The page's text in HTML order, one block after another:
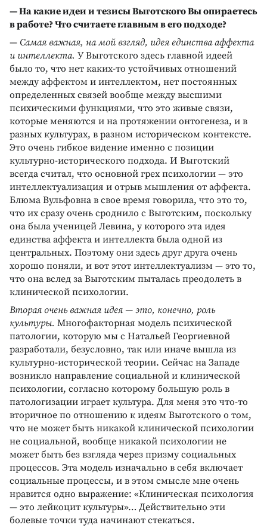
— На какие идеи и тезисы Выготского Вы опираетесь
в работе? Что считаете главным в его подходе?
— Самая важная, на мой взгляд, идея единства аффекта
и интеллекта. У Выготского здесь главной идеей
было то, что нет каких-то устойчивых отношений
между аффектом и интеллектом, нет постоянных
определенных связей вообще между высшими
психическими функциями, что это живые связи,
которые меняются и на протяжении онтогенеза, и в
разных культурах, в разном историческом контексте.
Это очень гибкое видение именно с позиции
культурно-исторического подхода. И Выготский
всегда считал, что основной грех психологии — это
интеллектуализация и отрыв мышления от аффекта.
Блюма Вульфовна в свое время говорила, что это то,
что их сразу очень сроднило с Выготским, поскольку
она была ученицей Левина, у которого эта идея
единства аффекта и интеллекта была одной из
центральных. Поэтому они здесь друг друга очень
хорошо поняли, и вот этот интеллектуализм — это то,
что она вслед за Выготским пыталась преодолеть в
клинической психологии.
Вторая очень важная идея — это, конечно, роль
культуры. Многофакторная модель психической
патологии, которую мы с Натальей Георгиевной
разработали, безусловно, так или иначе вышла из
культурно-исторической теории. Сейчас на Западе
возникло направление социальной и клинической
психологии, согласно которому большую роль в
патологизации играет культура. Для меня это что-то
вторичное по отношению к идеям Выготского о том,
что не может быть никакой клинической психологии
не социальной, вообще никакой психологии не
может быть без взгляда через призму социальных
процессов. Эта модель изначально в себя включает
социальные процессы, и в этом смысле мне очень
нравится одно выражение: «Клиническая психология
— это лейкоцит культуры»… Действительно эти
болевые точки туда начинают стекаться.